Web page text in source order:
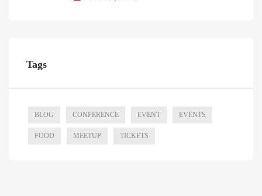
Tags
BLOG CONFERENCE EVENT EVENTS
FOOD MEETUP TICKETS